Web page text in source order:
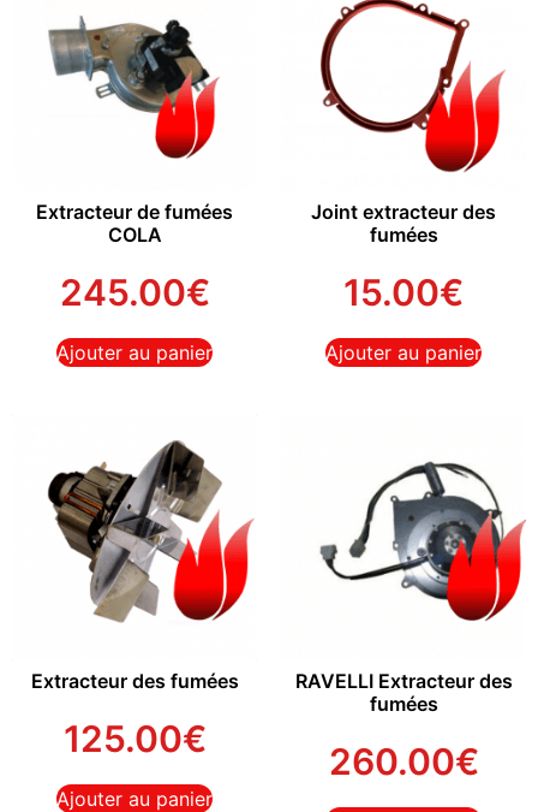
Extracteur de fumées
COLA
245.00€
Ajouter au panier
Joint extracteur des
fumées
15.00€
Ajouter au panier
Extracteur des fumées
125.00€
Ajouter au panier
RAVELLI Extracteur des
fumées
260.00€